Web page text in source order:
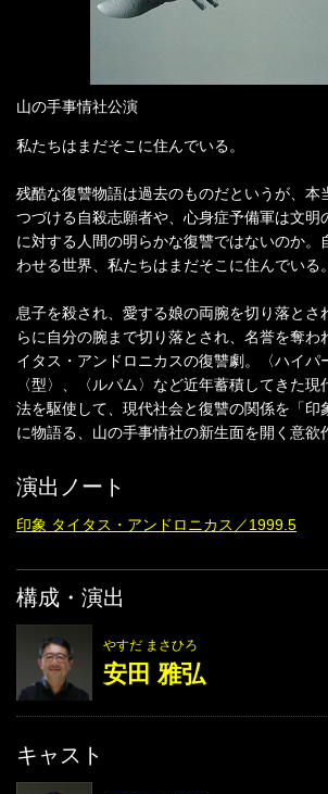
山の手事情社公演
私たちはまだそこに住んでいる。
残酷な復讐物語は過去のものだというが、本
つづける自殺志願者や、心身症予備軍は文明
に対する人間の明らかな復讐ではないのか。
わせる世界、私たちはまだそこに住んでいる。
息子を殺され、愛する娘の両腕を切り落とさ
らに自分の腕まで切り落とされ、名誉を奪わ
イタス・アンドロニカスの復讐劇。〈ハイパ
〈型〉、〈ルパム〉など近年蓄積してきた
法を駆使して、現代社会と復讐の関係を「印
に物語る、山の手事情社の新生面を開く意欲
演出ノート
印象 タイタス・アンドロニカス／1999.5
構成・演出
やすだ まさひろ
安田 雅弘
キャスト